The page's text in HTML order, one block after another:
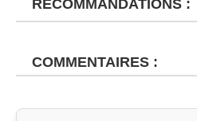
RECOMMANDATIONS :
COMMENTAIRES :